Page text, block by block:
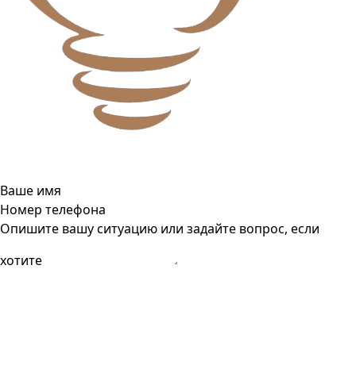
Ваше имя
Номер телефона
Опишите вашу ситуацию или задайте вопрос, если
хотите